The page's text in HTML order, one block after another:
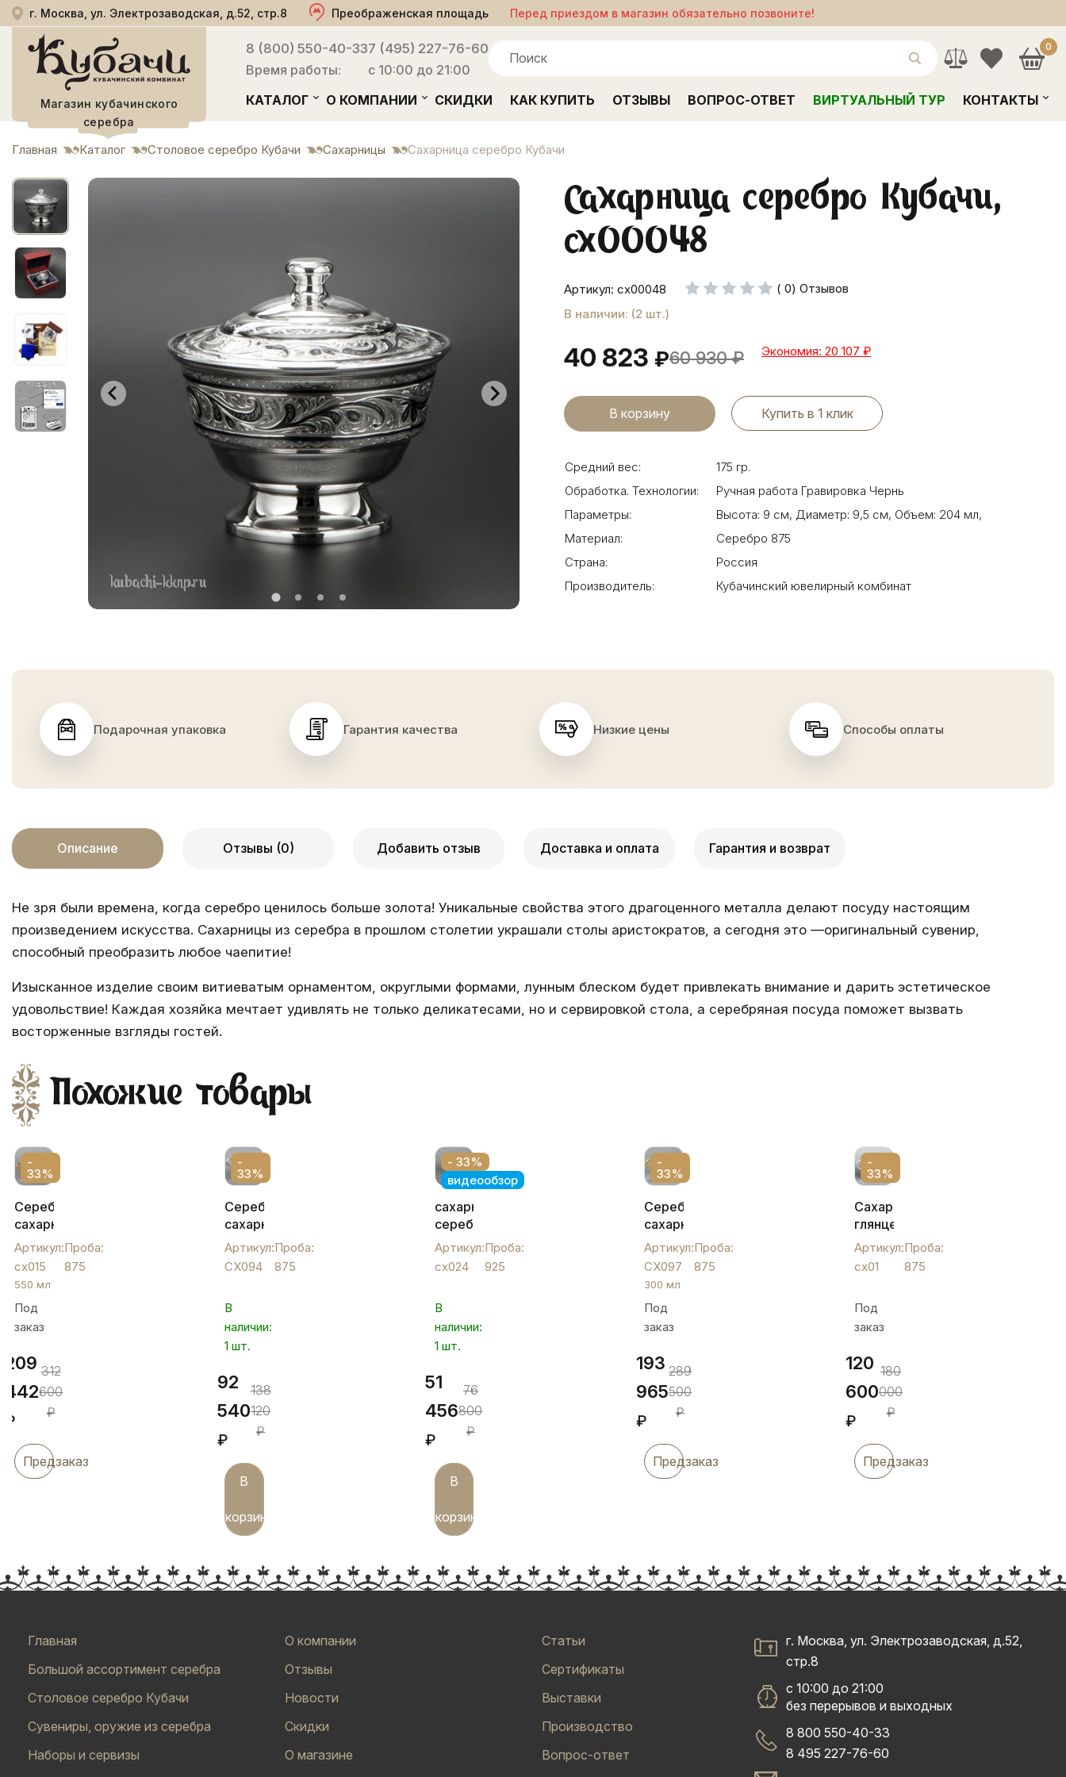
г. Москва, ул. Электрозаводская, д.52, стр.8 Преображенская площадь Перед приездом в магазин обязательно позвоните!
Магазин кубачинского
серебра
8 (800) 550-40-33
Время работы:
7 (495) 227-76-60
с 10:00 до 21:00
0
КАТАЛОГ О КОМПАНИИ СКИДКИ КАК КУПИТЬ ОТЗЫВЫ ВОПРОС-ОТВЕТ ВИРТУАЛЬНЫЙ ТУР КОНТАКТЫ
Главная Каталог Столовое серебро Кубачи Сахарницы Сахарница серебро Кубачи
Сахарница серебро Кубачи,
сх00048
Артикул: сх00048
( 0) Отзывов
В наличии: (2 шт.)
40 823 ₽60 930 ₽ Экономия: 20 107 ₽
Купить в 1 клик
Средний вес:
175 гр.
Обработка. Технологии:
Ручная работа Гравировка Чернь
Параметры:
Высота: 9 см, Диаметр: 9,5 см, Объем: 204 мл,
Материал:
Серебро 875
Страна:
Россия
Производитель:
Кубачинский ювелирный комбинат
Подарочная упаковка Гарантия качества Низкие цены Способы оплаты
Описание Отзывы (0) Добавить отзыв Доставка и оплата Гарантия и возврат
Не зря были времена, когда серебро ценилось больше золота! Уникальные свойства этого драгоценного металла делают посуду настоящим
произведением искусства. Сахарницы из серебра в прошлом столетии украшали столы аристократов, а сегодня это —оригинальный сувенир,
способный преобразить любое чаепитие!
Изысканное изделие своим витиеватым орнаментом, округлыми формами, лунным блеском будет привлекать внимание и дарить эстетическое
удовольствие! Каждая хозяйка мечтает удивлять не только деликатесами, но и сервировкой стола, а серебряная посуда поможет вызвать
восторженные взгляды гостей.
Похожие товары
-
33%
Серебряная
сахарница
с
гравировкой,
позолотой
и
эмалью
«Финифть»,
мл,
сх015
Артикул:
сх015
Проба:
875
550 мл
Под
заказ
209
442
₽
312
600
₽
Предзаказ
-
33%
Серебряная
сахарница
с
ручками
и
орнаментом,
СХ094
Артикул:
СХ094
Проба:
875
В
наличии:
1 шт.
92
540
₽
138
120
₽
В
корзину
- 33%
видеообзор
сахарница
серебряная(песочник),
сх024
Артикул:
сх024
Проба:
925
В
наличии:
1 шт.
51
456
₽
76
800
₽
В
корзину
-
33%
Серебряная
сахарница
с
позолотой
и
эмалью,
СХ097
Артикул:
СХ097
Проба:
875
300 мл
Под
заказ
193
965
₽
289
500
₽
Предзаказ
-
33%
Сахарница
глянцевая,
сх01
Артикул:
сх01
Проба:
875
Под
заказ
120
600
₽
180
000
₽
Предзаказ
Главная
Большой ассортимент серебра
Столовое серебро Кубачи
Сувениры, оружие из серебра
Наборы и сервизы
О компании
Отзывы
Новости
Скидки
О магазине
Статьи
Сертификаты
Выставки
Производство
Вопрос-ответ
г. Москва, ул. Электрозаводская, д.52,
стр.8
с 10:00 до 21:00
без перерывов и выходных
8 800 550-40-33
8 495 227-76-60